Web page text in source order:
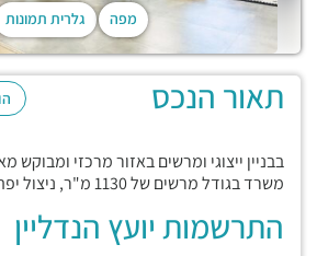
מפה גלרית תמונות
תאור הנכס
בבניין ייצוגי ומרשים באזור מרכזי ומבוקש
משרד בגודל מרשים של 1130 מ"ר, ניצול יפה של השטח.
התרשמות יועץ הנדליין